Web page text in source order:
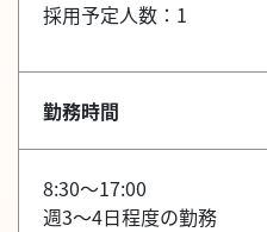
採用予定人数：1
勤務時間
8:30～17:00
週3～4日程度の勤務